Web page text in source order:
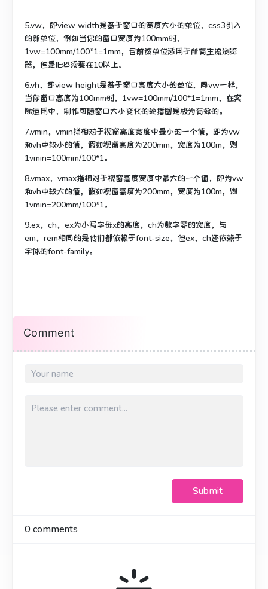
5.vw，即view width是基于窗口的宽度大小的单位，css3引入
的新单位，例如当你的窗口宽度为100mm时，
1vw=100mm/100*1=1mm，目前该单位适用于所有主流浏览
器，但是IE必须要在10以上。
6.vh，即view height是基于窗口高度大小的单位，同vw一样，
当你窗口高度为100mm时，1vw=100mm/100*1=1mm，在实
际运用中，制作可随窗口大小变化的轮播图是极为有效的。
7.vmin，vmin指相对于视窗高度宽度中最小的一个值，即为vw
和vh中较小的值，假如视窗高度为200mm，宽度为100m，则
1vmin=100mm/100*1。
8.vmax，vmax指相对于视窗高度宽度中最大的一个值，即为vw
和vh中较大的值，假如视窗高度为200mm，宽度为100m，则
1vmin=200mm/100*1。
9.ex，ch，ex为小写字母x的高度，ch为数字零的宽度，与
em，rem相同的是他们都依赖于font-size，但ex，ch还依赖于
字体的font-family。
Comment
Submit
0comments